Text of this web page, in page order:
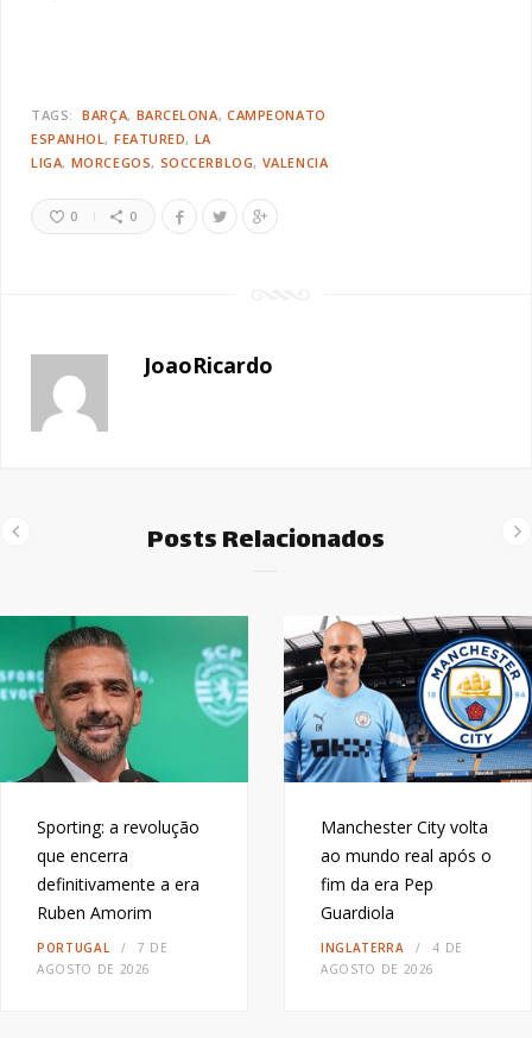
TAGS: BARÇA BARCELONA CAMPEONATO
ESPANHOL FEATURED LA
LIGA MORCEGOS SOCCERBLOG VALENCIA
0 0
JoaoRicardo
Posts Relacionados
Sporting: a revolução
que encerra
definitivamente a era
Ruben Amorim
PORTUGAL
7 DE
AGOSTO DE 2026
Manchester City volta
ao mundo real após o
fim da era Pep
Guardiola
INGLATERRA
4 DE
AGOSTO DE 2026